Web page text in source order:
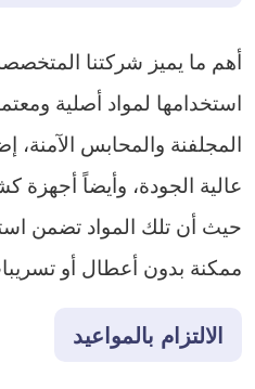
أهم ما يميز شركتنا
استخدامها لمواد أصلية
المجلفنة والمحابس
عالية الجودة، وأيضاً
حيث أن تلك المواد تضمن
ممكنة بدون أعطال أو
الالتزام بالمواعيد